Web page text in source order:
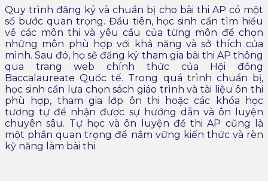
Quy trình đăng ký và chuẩn bị cho bài thi AP có một
số bước quan trọng. Đầu tiên, học sinh cần tìm hiểu
về các môn thi và yêu cầu của từng môn để chọn
những môn phù hợp với khả năng và sở thích của
mình. Sau đó, họ sẽ đăng ký tham gia bài thi AP thông
qua trang web chính thức của Hội đồng
Baccalaureate Quốc tế. Trong quá trình chuẩn bị,
học sinh cần lựa chọn sách giáo trình và tài liệu ôn thi
phù hợp, tham gia lớp ôn thi hoặc các khóa học
tương tự để nhận được sự hướng dẫn và ôn luyện
chuyên sâu. Tự học và ôn luyện đề thi AP cũng là
một phần quan trọng để nắm vững kiến thức và rèn
kỹ năng làm bài thi.